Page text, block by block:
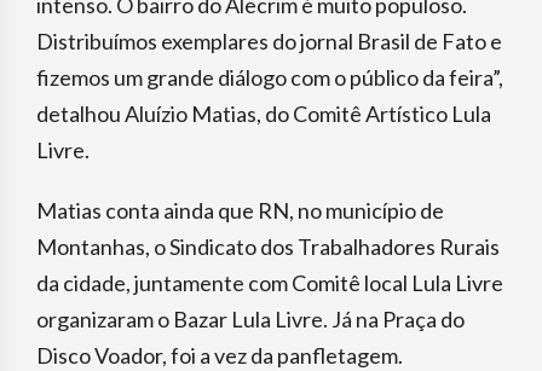
Distribuímos exemplares do jornal Brasil de Fato e
fizemos um grande diálogo com o público da feira”,
detalhou Aluízio Matias, do Comitê Artístico Lula
Livre.
Matias conta ainda que RN, no município de
Montanhas, o Sindicato dos Trabalhadores Rurais
da cidade, juntamente com Comitê local Lula Livre
organizaram o Bazar Lula Livre. Já na Praça do
Disco Voador, foi a vez da panfletagem.